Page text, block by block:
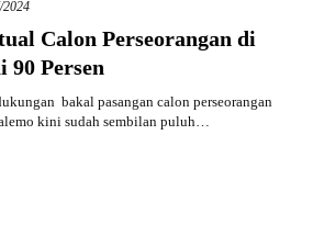
2024
Calon Perseorangan di
90 Persen
bakal pasangan calon perseorangan
kini sudah sembilan puluh…